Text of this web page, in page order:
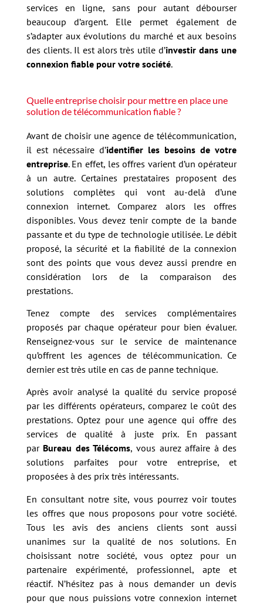
services en ligne, sans pour autant débourser
beaucoup d’argent. Elle permet également de
s’adapter aux évolutions du marché et aux besoins
des clients. Il est alors très utile d’investir dans une
connexion fiable pour votre société.
Quelle entreprise choisir pour mettre en place une
solution de télécommunication fiable ?
Avant de choisir une agence de télécommunication,
il est nécessaire d’identifier les besoins de votre
entreprise. En effet, les offres varient d’un opérateur
à un autre. Certaines prestataires proposent des
solutions complètes qui vont au-delà d’une
connexion internet. Comparez alors les offres
disponibles. Vous devez tenir compte de la bande
passante et du type de technologie utilisée. Le débit
proposé, la sécurité et la fiabilité de la connexion
sont des points que vous devez aussi prendre en
considération lors de la comparaison des
prestations.
Tenez compte des services complémentaires
proposés par chaque opérateur pour bien évaluer.
Renseignez-vous sur le service de maintenance
qu’offrent les agences de télécommunication. Ce
dernier est très utile en cas de panne technique.
Après avoir analysé la qualité du service proposé
par les différents opérateurs, comparez le coût des
prestations. Optez pour une agence qui offre des
services de qualité à juste prix. En passant
par Bureau des Télécoms, vous aurez affaire à des
solutions parfaites pour votre entreprise, et
proposées à des prix très intéressants.
En consultant notre site, vous pourrez voir toutes
les offres que nous proposons pour votre société.
Tous les avis des anciens clients sont aussi
unanimes sur la qualité de nos solutions. En
choisissant notre société, vous optez pour un
partenaire expérimenté, professionnel, apte et
réactif. N’hésitez pas à nous demander un devis
pour que nous puissions votre connexion internet